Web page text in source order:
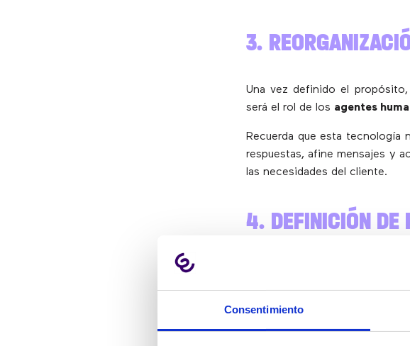
Consentimiento
3.
Una vez definido el
será el rol de los agentes
Recuerda que esta tecnología
respuestas, afine mensajes y
las necesidades del cliente.
4. DEFINICIÓN DE
Ratio de llamadas
Volumen de chats